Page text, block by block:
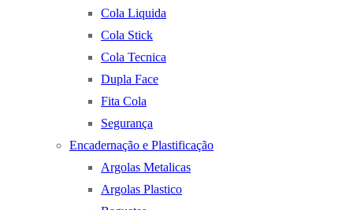
Cola Liquida
Cola Stick
Cola Tecnica
Dupla Face
Fita Cola
Segurança
Encadernação e Plastificação
Argolas Metalicas
Argolas Plastico